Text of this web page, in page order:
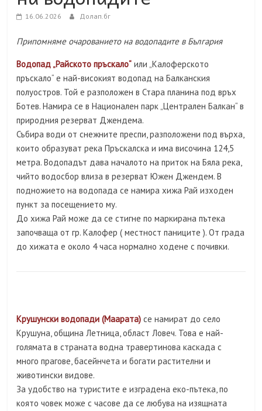
16.06.2026 Долап.бг
Припомняме очарованието на водопадите в България
Водопад „Райското пръскало“ или „Калоферското
пръскало“ е най-високият водопад на Балканския
полуостров. Той е разположен в Стара планина под връх
Ботев. Намира се в Национален парк „Централен Балкан“ в
природния резерват Джендема.
Събира води от снежните преспи, разположени под върха,
които образуват река Пръскалска и има височина 124,5
метра. Водопадът дава началото на приток на Бяла река,
чийто водосбор влиза в резерват Южен Джендем. В
подножието на водопада се намира хижа Рай изходен
пункт за посещението му.
До хижа Рай може да се стигне по маркирана пътека
започваща от гр. Калофер ( местност паниците ). От града
до хижата е около 4 часа нормално ходене с почивки.
Крушунски водопади (Маарата) се намират до село
Крушуна, община Летница, област Ловеч. Това е най-
голямата в страната водна травертинова каскада с
много прагове, басейнчета и богати растителни и
животински видове.
За удобство на туристите е изградена еко-пътека, по
която човек може с часове да се любува на изящната